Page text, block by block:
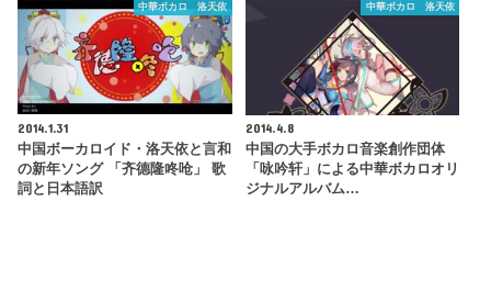
中華ボカロ 洛天依
2014.1.31
中国ボーカロイド・洛天依と言和
の新年ソング 「齐德隆咚呛」 歌
詞と日本語訳
中華ボカロ 洛天依
2014.4.8
中国の大手ボカロ音楽創作団体
「咏吟轩」による中華ボカロオリ
ジナルアルバム…